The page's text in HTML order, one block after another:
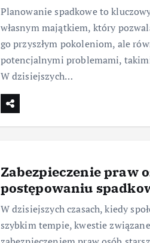
Planowanie spadkowe to
własnym majątkiem, który
go przyszłym pokoleniom, ale
potencjalnymi problemami,
W dzisiejszych…
Zabezpieczenie praw
postępowaniu
W dzisiejszych czasach, kiedy
szybkim tempie, kwestie